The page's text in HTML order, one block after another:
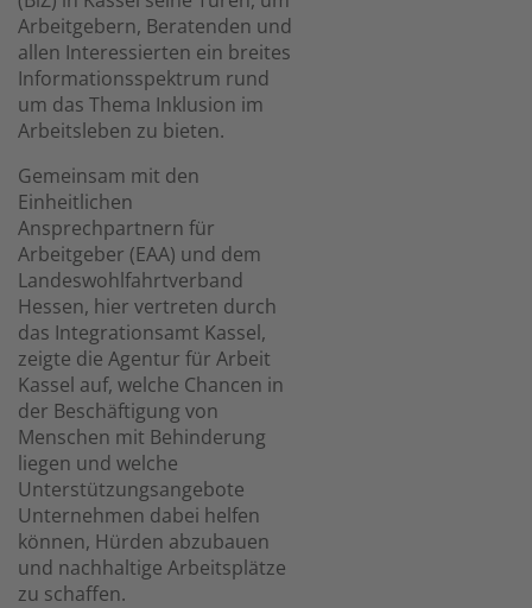
Arbeitgebern, Beratenden und
allen Interessierten ein breites
Informationsspektrum rund
um das Thema Inklusion im
Arbeitsleben zu bieten.
Gemeinsam mit den
Einheitlichen
Ansprechpartnern für
Arbeitgeber (EAA) und dem
Landeswohlfahrtverband
Hessen, hier vertreten durch
das Integrationsamt Kassel,
zeigte die Agentur für Arbeit
Kassel auf, welche Chancen in
der Beschäftigung von
Menschen mit Behinderung
liegen und welche
Unterstützungsangebote
Unternehmen dabei helfen
können, Hürden abzubauen
und nachhaltige Arbeitsplätze
zu schaffen.